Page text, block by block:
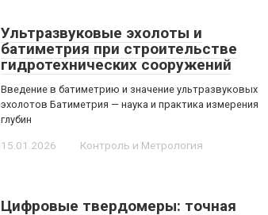
Ультразвуковые эхолоты и
батиметрия при строительстве
гидротехнических сооружений
Введение в батиметрию и значение ультразвуковых
эхолотов Батиметрия — наука и практика измерения
глубин
15.01.2026 Контроль и Метрология
Цифровые твердомеры: точная